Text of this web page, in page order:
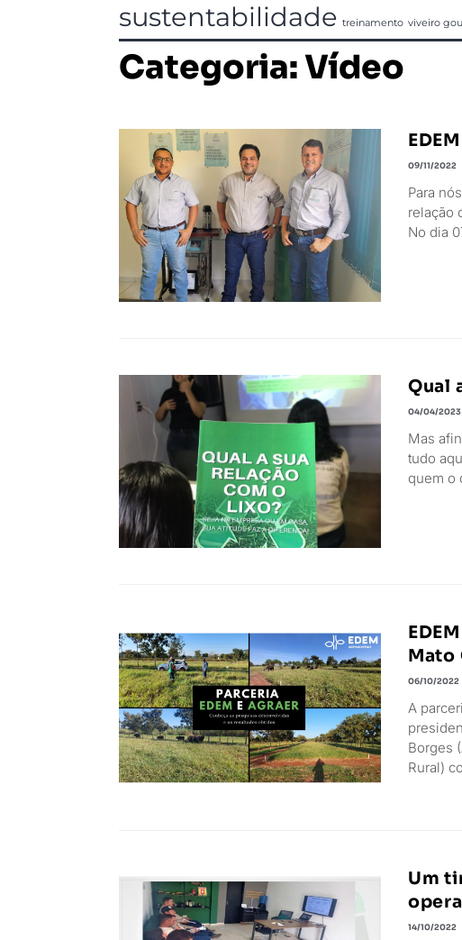
sustentabilidade treinamento viveiro
Categoria: Vídeo
09/11/2022
Para
relação
No dia
Qual
04/04/2023
Mas
tudo
quem o
Mato
06/10/2022
A
Borges
Rural)
Um
14/10/2022